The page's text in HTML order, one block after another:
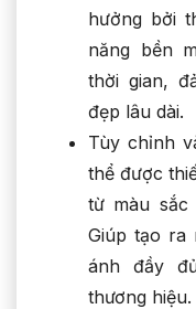
hưởng bởi
năng bền
thời gian,
đẹp lâu dài.
Tùy chỉnh
thể được
từ màu
Giúp tạo ra
ánh đầy
thương hiệu.